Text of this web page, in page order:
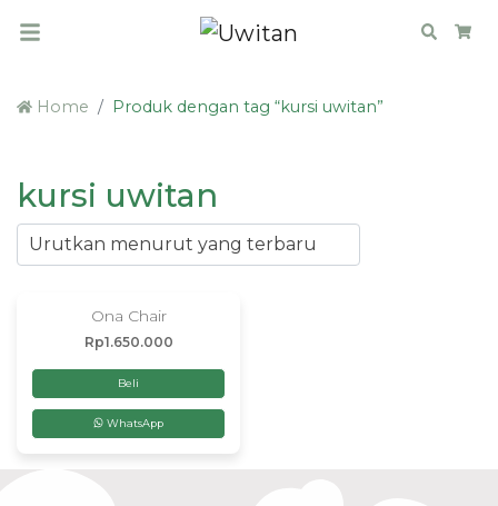
Search
Home Produk dengan tag “kursi uwitan”
kursi uwitan
Ona Chair
Rp1.650.000
Beli
WhatsApp